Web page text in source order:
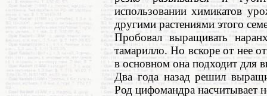
использовании химикатов
другими растениями этого
Пробовал выращивать
тамарилло. Но вскоре от нее
в основном она подходит для
Два года назад решил
Род цифомандра насчитывает